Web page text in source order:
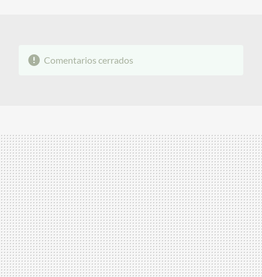
Comentarios cerrados